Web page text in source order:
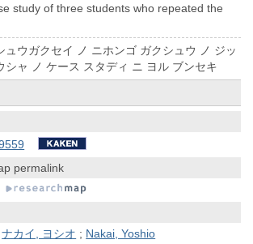
study of three students who repeated the
ュウガクセイ ノ ニホンゴ ガクシュウ ノ ジッ
シャ ノ ケース スタディ ニ ヨル ブンセキ
permalink
ナカイ, ヨシオ ; Nakai, Yoshio